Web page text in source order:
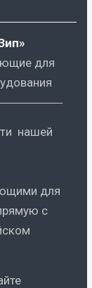
Зип»
для
нашей
для
с